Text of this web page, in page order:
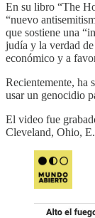
En su libro “The
“nuevo
que sostiene una
judía y la verdad
económico y a
Recientemente, ha
usar un genocidio
El video fue
Cleveland, Ohio,